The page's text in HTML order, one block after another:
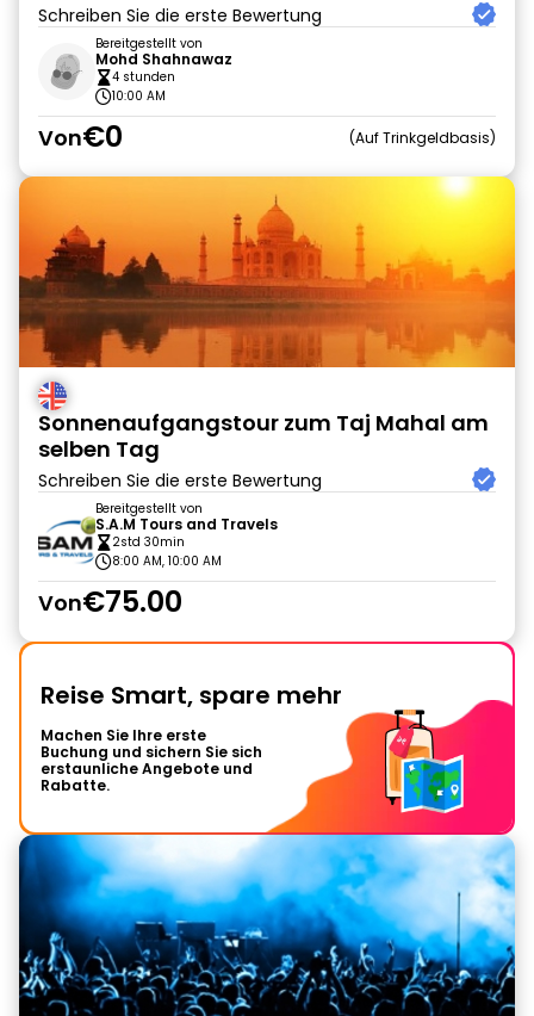
Schreiben Sie die erste Bewertung
Bereitgestellt von
Mohd Shahnawaz
4 stunden
10:00 AM
Von€0 Auf Trinkgeldbasis
Sonnenaufgangstour zum Taj Mahal am
selben Tag
Schreiben Sie die erste Bewertung
Bereitgestellt von
S.A.M Tours and Travels
2std 30min
8:00 AM, 10:00 AM
Von€75.00
Reise Smart, spare mehr
Machen Sie Ihre erste
Buchung und sichern Sie sich
erstaunliche Angebote und
Rabatte.